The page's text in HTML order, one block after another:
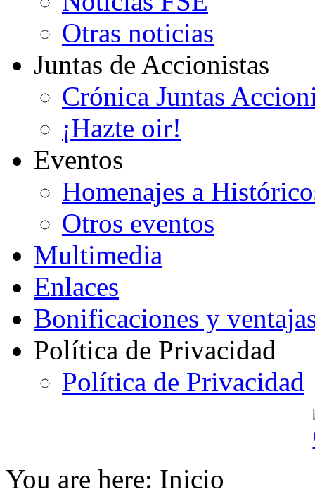
Otras noticias
Juntas de Accionistas
Crónica Juntas
¡Hazte oir!
Eventos
Homenajes a
Otros eventos
Multimedia
Enlaces
Bonificaciones y
Política de Privacidad
Política de Privacidad
You are here: Inicio